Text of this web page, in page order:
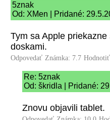
5znak
Od: XMen | Pridané:
Tym sa Apple
doskami.
Odpovedať Známka: 7.7
Re: 5znak
Od: škridla | Pridané:
Znovu objavili tablet.